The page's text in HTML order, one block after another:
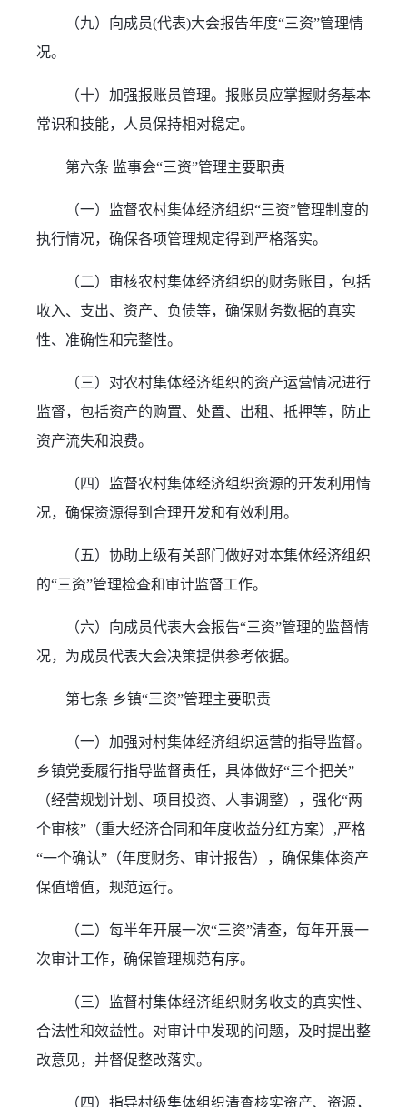
（九）向成员(代表)大会报告年度“三资”管理情
况。
（十）加强报账员管理。报账员应掌握财务基本
常识和技能，人员保持相对稳定。
第六条 监事会“三资”管理主要职责
（一）监督农村集体经济组织“三资”管理制度的
执行情况，确保各项管理规定得到严格落实。
（二）审核农村集体经济组织的财务账目，包括
收入、支出、资产、负债等，确保财务数据的真实
性、准确性和完整性。
（三）对农村集体经济组织的资产运营情况进行
监督，包括资产的购置、处置、出租、抵押等，防止
资产流失和浪费。
（四）监督农村集体经济组织资源的开发利用情
况，确保资源得到合理开发和有效利用。
（五）协助上级有关部门做好对本集体经济组织
的“三资”管理检查和审计监督工作。
（六）向成员代表大会报告“三资”管理的监督情
况，为成员代表大会决策提供参考依据。
第七条 乡镇“三资”管理主要职责
（一）加强对村集体经济组织运营的指导监督。
乡镇党委履行指导监督责任，具体做好“三个把关”
（经营规划计划、项目投资、人事调整），强化“两
个审核”（重大经济合同和年度收益分红方案）,严格
“一个确认”（年度财务、审计报告），确保集体资产
保值增值，规范运行。
（二）每半年开展一次“三资”清查，每年开展一
次审计工作，确保管理规范有序。
（三）监督村集体经济组织财务收支的真实性、
合法性和效益性。对审计中发现的问题，及时提出整
改意见，并督促整改落实。
（四）指导村级集体组织清查核实资产、资源，